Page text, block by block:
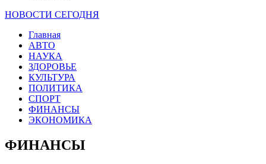
НОВОСТИ СЕГОДНЯ
Главная
АВТО
НАУКА
ЗДОРОВЬЕ
КУЛЬТУРА
ПОЛИТИКА
СПОРТ
ФИНАНСЫ
ЭКОНОМИКА
ФИНАНСЫ